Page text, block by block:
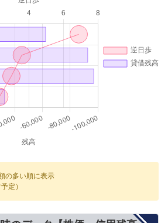
の多い順に表示
定）